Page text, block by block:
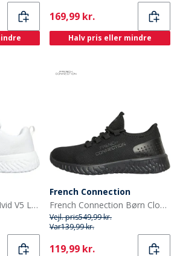
Current
169,99 kr.
Halv pris eller mindre
French Connection Hvid V5 Lace-Sneakers Herre Mono
French Connection
French Connection Børn Cloud Sneakers Sort
Vejl. pris549,99 kr.
Var139,99 kr.
Current
119,99 kr.